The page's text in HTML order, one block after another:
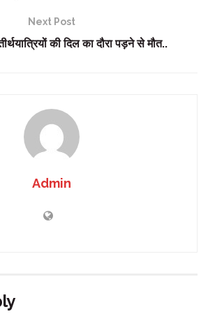
Next Post
की दिल का दौरा पड़ने से मौत..
Admin